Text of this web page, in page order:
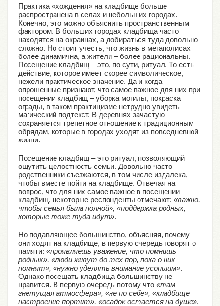
Практика «хождения» на кладбище больше
распространена в селах и небольших городах.
Конечно, это можно объяснить пространственным
фактором. В больших городах кладбища часто
находятся на окраинах, а добираться туда довольно
сложно. Но стоит учесть, что жизнь в мегаполисах
более динамична, а жители – более рациональны.
Посещение кладбищ – это, по сути, ритуал. То есть
действие, которое имеет скорее символическое,
нежели практическое значение. Да и когда
опрошенные признают, что самое важное для них при
посещении кладбищ – уборка могилы, покраска
ограды, в таком практицизме нетрудно увидеть
магический подтекст. В деревнях зачастую
сохраняется трепетное отношение к традиционным
обрядам, которые в городах уходят из повседневной
жизни.
Посещение кладбищ – это ритуал, позволяющий
ощутить целостность семьи. Довольно часто
родственники съезжаются, в том числе издалека,
чтобы вместе пойти на кладбище. Отвечая на
вопрос, что для них самое важное в посещении
кладбищ, некоторые респонденты отмечают: «важно,
чтобы семья была полной», «поддержка родных,
которые тоже туда идут».
Но подавляющее большинство, объясняя, почему
они ходят на кладбище, в первую очередь говорят о
памяти: «проявляешь уважение, что помнишь
родных», «люди живут до тех пор, пока о них
помнят», «нужно уделять внимание усопшим».
Однако посещать кладбища большинству не
нравится. В первую очередь потому что «там
гнетущая атмосфера», «не по себе», «кладбище
настроение портит», «осадок остается на душе».